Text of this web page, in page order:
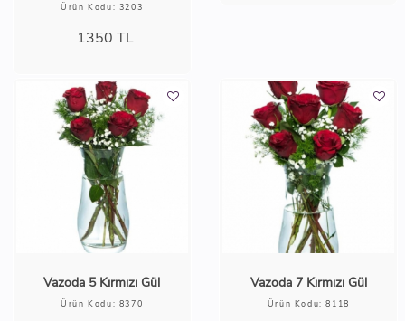
Ürün Kodu: 3203
1350 TL
Vazoda 5 Kırmızı Gül
Ürün Kodu: 8370
Vazoda 7 Kırmızı Gül
Ürün Kodu: 8118